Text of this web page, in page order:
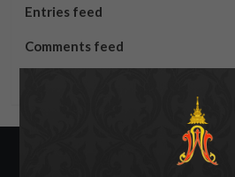
Entries feed
Comments feed